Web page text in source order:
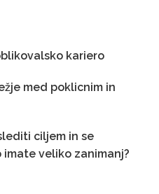
kariero
med poklicnim in
ciljem in se
veliko zanimanj?